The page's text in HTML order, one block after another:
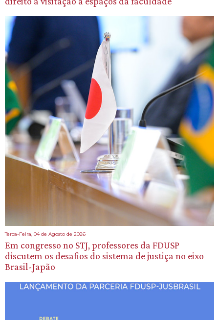
Terca-Feira, 04 de Agosto de 2026
Em congresso no STJ, professores da FDUSP
discutem os desafios do sistema de justiça no eixo
Brasil-Japão